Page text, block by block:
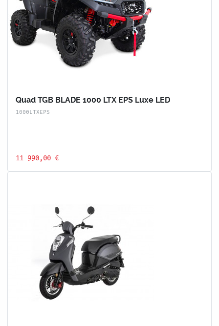
Quad TGB BLADE 1000 LTX EPS Luxe LED
1000LTXEPS
11 990,00 €